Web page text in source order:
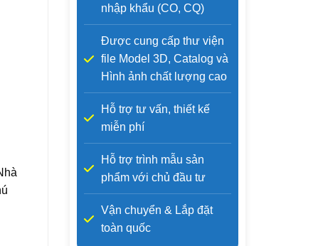
nhập khẩu (CO, CQ)
Được cung cấp thư viện
file Model 3D, Catalog và
Hình ảnh chất lượng cao
Hỗ trợ tư vấn, thiết kế
miễn phí
Hỗ trợ trình mẫu sản
phẩm với chủ đầu tư
Vận chuyển & Lắp đặt
toàn quốc